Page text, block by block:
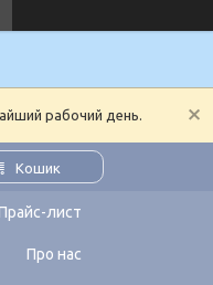
рабочий день.
Кошик
лист
Про нас